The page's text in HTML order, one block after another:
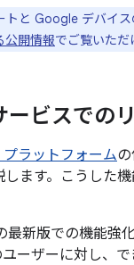
と Google デバイ
公開情報でご覧いただ
ビスでの
ラットフォーム
ます。こうした
最新版での機能強
ーザーに対し、